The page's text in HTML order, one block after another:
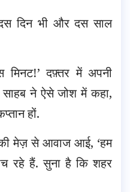
दिन भी और दस साल
मिनट!’ दफ़्तर में अपनी
साहब ने ऐसे जोश में कहा,
हों.
की मेज़ से आवाज आई, ‘हम
रहे हैं. सुना है कि शहर